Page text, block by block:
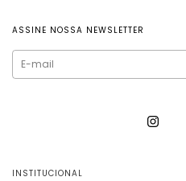
ASSINE NOSSA NEWSLETTER
INSTITUCIONAL